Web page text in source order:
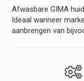
Afwasbare GIMA
Ideaal wanneer
aanbrengen van